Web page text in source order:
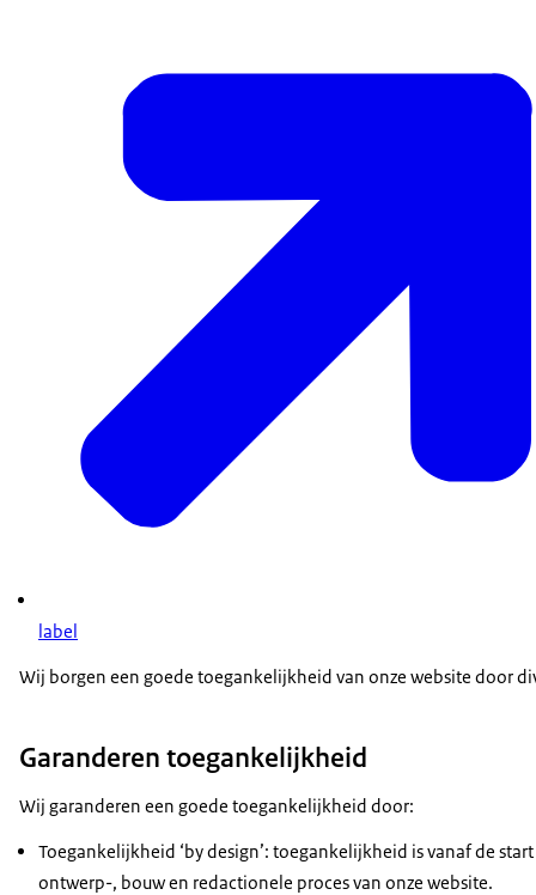
label
Wij borgen een goede toegankelijkheid van onze website door
Garanderen toegankelijkheid
Wij garanderen een goede toegankelijkheid door:
Toegankelijkheid ‘by design’: toegankelijkheid is vanaf de
ontwerp-, bouw en redactionele proces van onze website.